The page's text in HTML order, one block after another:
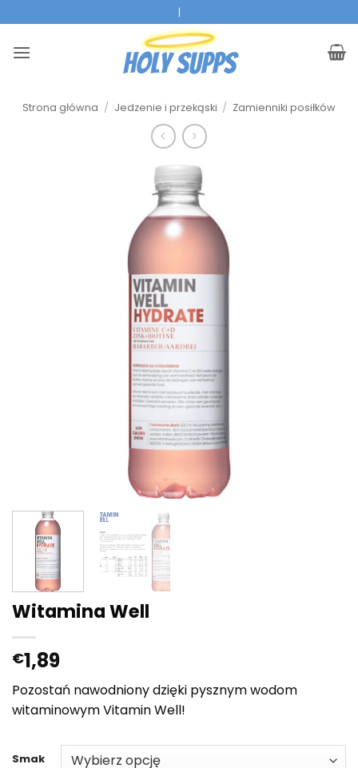
do
treści
|
Strona główna / Jedzenie i przekąski / Zamienniki posiłków
Witamina Well
€1,89
Pozostań nawodniony dzięki pysznym wodom
witaminowym Vitamin Well!
Smak